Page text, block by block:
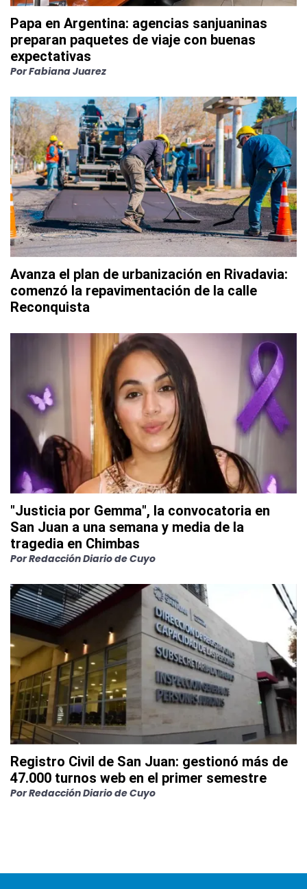
Papa en Argentina: agencias sanjuaninas
preparan paquetes de viaje con buenas
expectativas
PorFabiana Juarez
Avanza el plan de urbanización en Rivadavia:
comenzó la repavimentación de la calle
Reconquista
"Justicia por Gemma", la convocatoria en
San Juan a una semana y media de la
tragedia en Chimbas
PorRedacción Diario de Cuyo
Registro Civil de San Juan: gestionó más de
47.000 turnos web en el primer semestre
PorRedacción Diario de Cuyo